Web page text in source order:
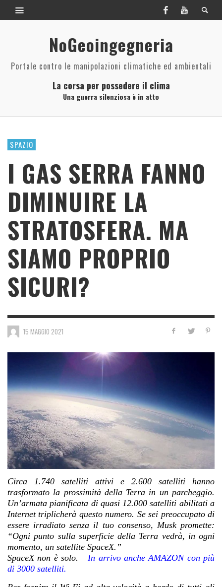
NoGeoingegneria
Portale contro le manipolazioni climatiche ed ambientali
La corsa per possedere il clima
Una guerra silenziosa è in atto
SPAZIO
I GAS SERRA FANNO
DIMINUIRE LA
STRATOSFERA. MA
SIAMO PROPRIO
SICURI?
15 MAGGIO 2021
Circa 1.740 satelliti attivi e 2.600 satelliti hanno
trasformato la prossimità della Terra in un parcheggio.
Un’armata pianificata di quasi 12.000 satelliti abilitati a
Internet triplicherà questo numero. Se sei preoccupato di
essere irradiato senza il tuo consenso, Musk promette:
“Ogni punto sulla superficie della Terra vedrà, in ogni
momento, un satellite SpaceX.”
SpaceX non è solo.
In arrivo anche AMAZON con più
di 3000 satelliti.